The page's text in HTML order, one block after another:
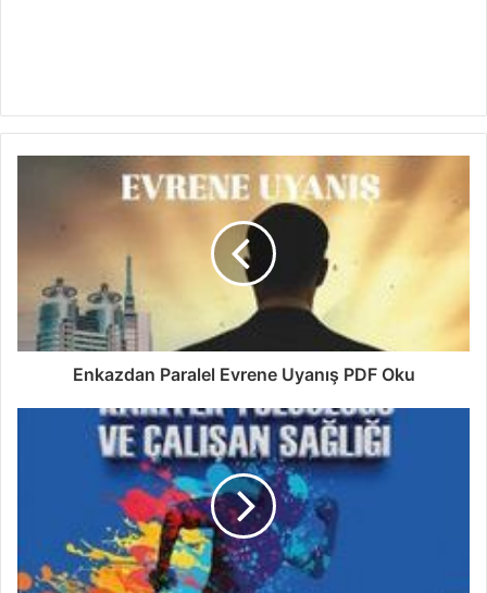
Enkazdan Paralel Evrene Uyanış PDF Oku